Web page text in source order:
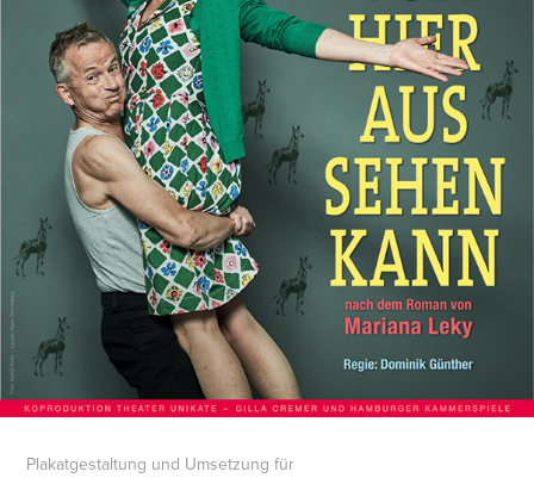
Plakatgestaltung und Umsetzung für